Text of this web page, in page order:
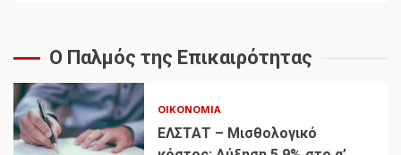
Ο Παλμός της Επικαιρότητας
ΟΙΚΟΝΟΜΊΑ
ΕΛΣΤΑΤ – Μισθολογικό